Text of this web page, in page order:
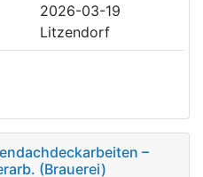
2026-03-19
Litzendorf
–
(Brauerei)